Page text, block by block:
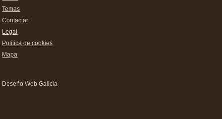
Temas
Contactar
Legal
Política de cookies
Mapa
Deseño Web Galicia